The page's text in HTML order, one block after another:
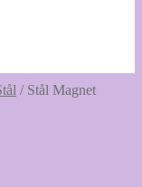
/ Stål Magnet